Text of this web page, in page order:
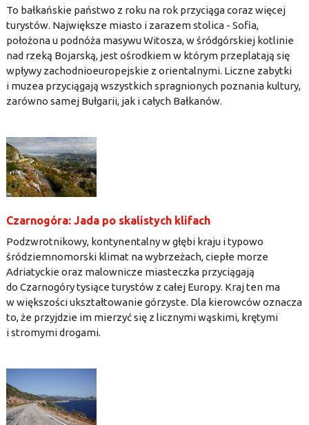
To bałkańskie państwo z roku na rok przyciąga coraz więcej
turystów. Największe miasto i zarazem stolica - Sofia,
położona u podnóża masywu Witosza, w śródgórskiej kotlinie
nad rzeką Bojarską, jest ośrodkiem w którym przeplatają się
wpływy zachodnioeuropejskie z orientalnymi. Liczne zabytki
i muzea przyciągają wszystkich spragnionych poznania kultury,
zarówno samej Bułgarii, jak i całych Bałkanów.
Czarnogóra: Jada po skalistych klifach
Podzwrotnikowy, kontynentalny w głębi kraju i typowo
śródziemnomorski klimat na wybrzeżach, ciepłe morze
Adriatyckie oraz malownicze miasteczka przyciągają
do Czarnogóry tysiące turystów z całej Europy. Kraj ten ma
w większości ukształtowanie górzyste. Dla kierowców oznacza
to, że przyjdzie im mierzyć się z licznymi wąskimi, krętymi
i stromymi drogami.